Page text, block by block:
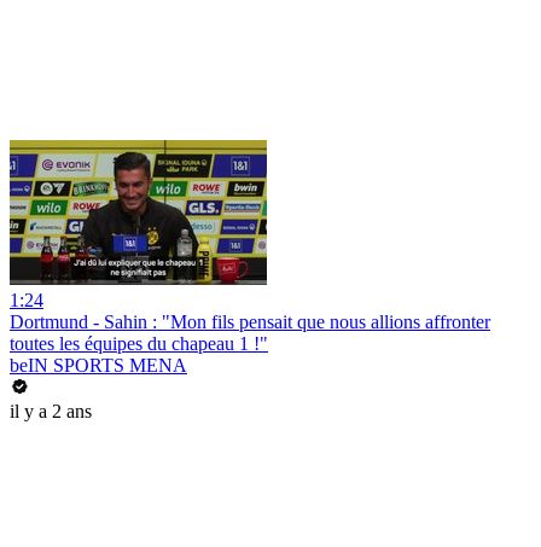
1:24
Dortmund - Sahin : "Mon fils pensait que nous allions affronter
toutes les équipes du chapeau 1 !"
beIN SPORTS MENA
il y a 2 ans